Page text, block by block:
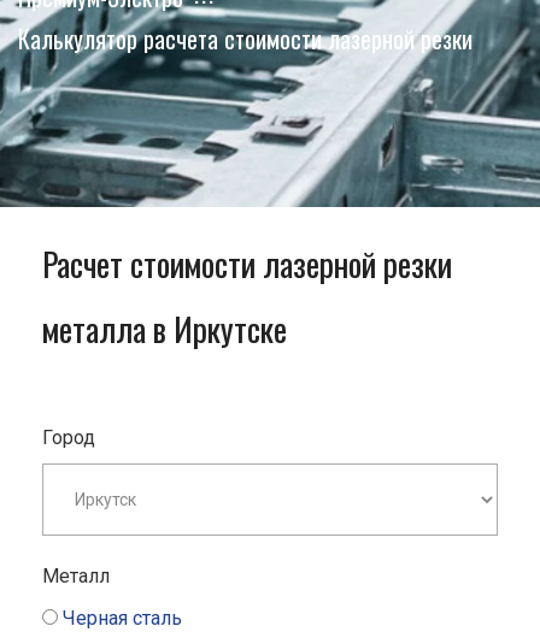
Калькулятор расчета стоимости лазерной резки
Расчет стоимости лазерной резки
металла в Иркутске
Город
Металл
Черная сталь